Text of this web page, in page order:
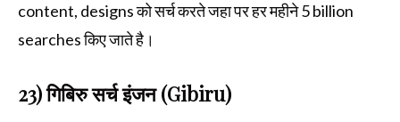
content, designs को सर्च करते जहा पर हर महीने 5 billion
searches किए जाते है।
23) गिबिरु सर्च इंजन (Gibiru)